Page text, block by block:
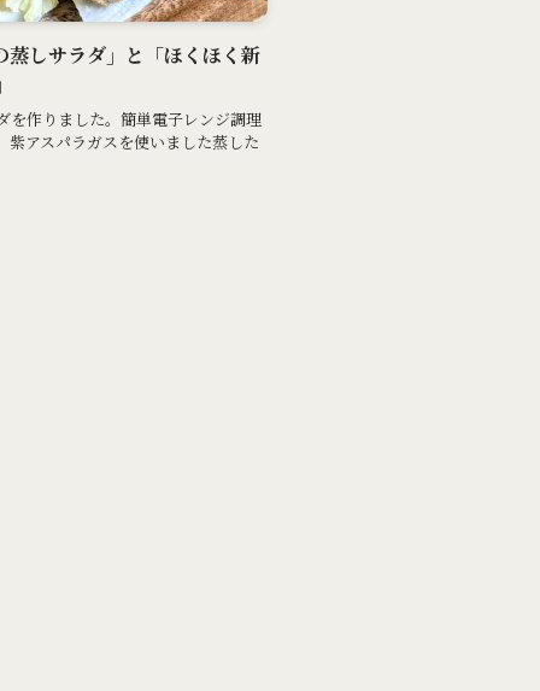
しサラダ」と「ほくほく新
を作りました。簡単電子レンジ調理
アスパラガスを使いました蒸した